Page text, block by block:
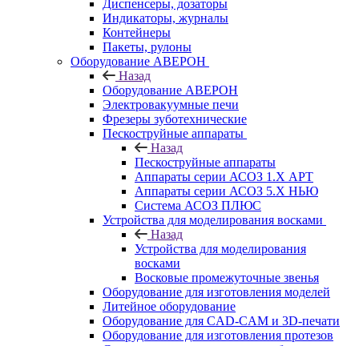
Диспенсеры, дозаторы
Индикаторы, журналы
Контейнеры
Пакеты, рулоны
Оборудование АВЕРОН
Назад
Оборудование АВЕРОН
Электровакуумные печи
Фрезеры зуботехнические
Пескоструйные аппараты
Назад
Пескоструйные аппараты
Аппараты серии АСОЗ 1.Х АРТ
Аппараты серии АСОЗ 5.Х НЬЮ
Система АСОЗ ПЛЮС
Устройства для моделирования восками
Назад
Устройства для моделирования
восками
Восковые промежуточные звенья
Оборудование для изготовления моделей
Литейное оборудование
Оборудование для CAD-CAM и 3D-печати
Оборудование для изготовления протезов